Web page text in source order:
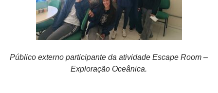
Público externo participante da atividade Escape Room –
Exploração Oceânica.